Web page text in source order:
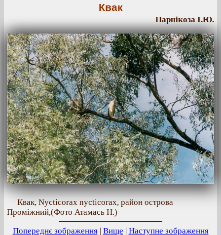
Квак
Парнікоза І.Ю.
Квак, Nycticorax nycticorax, район острова
Проміжний,(Фото Атамась Н.)
Попереднє зображення| Вище | Наступне зображення